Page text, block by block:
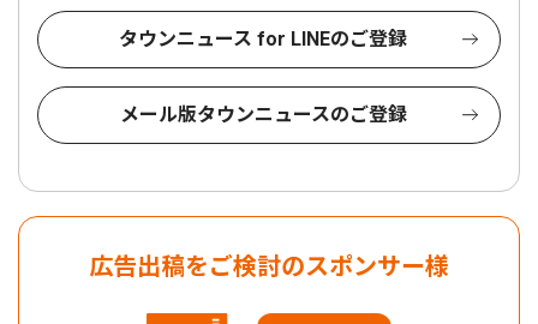
タウンニュース for LINEのご登録
メール版タウンニュースのご登録
広告出稿をご検討のスポンサー様